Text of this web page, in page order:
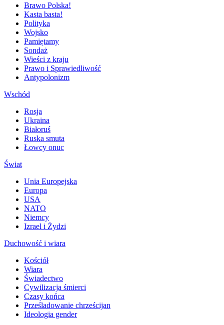
Brawo Polska!
Kasta basta!
Polityka
Wojsko
Pamiętamy
Sondaż
Wieści z kraju
Prawo i Sprawiedliwość
Antypolonizm
Wschód
Rosja
Ukraina
Białoruś
Ruska smuta
Łowcy onuc
Świat
Unia Europejska
Europa
USA
NATO
Niemcy
Izrael i Żydzi
Duchowość i wiara
Kościół
Wiara
Świadectwo
Cywilizacja śmierci
Czasy końca
Prześladowanie chrześcijan
Ideologia gender